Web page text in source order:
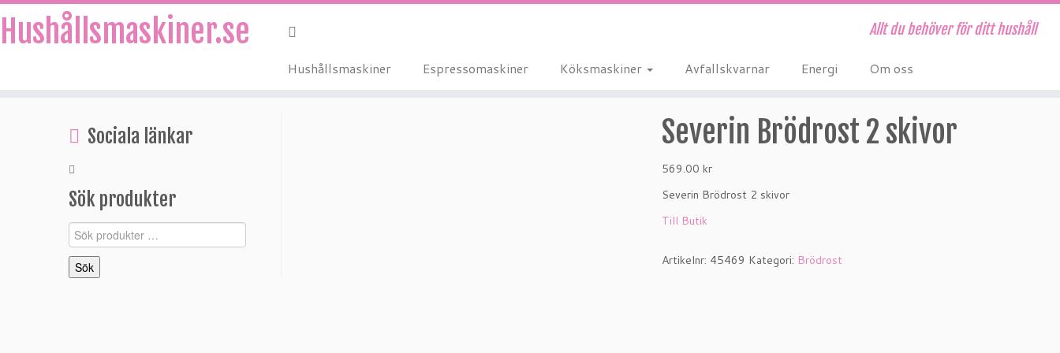
Hushållsmaskiner.se Allt du behöver för ditt hushåll
Hushållsmaskiner Espressomaskiner Köksmaskiner Avfallskvarnar Energi Om oss
Sociala länkar
Sök produkter
Sök
efter:
Sök
Severin Brödrost 2 skivor
569.00 kr
Severin Brödrost 2 skivor
Till Butik
Artikelnr: 45469 Kategori: Brödrost